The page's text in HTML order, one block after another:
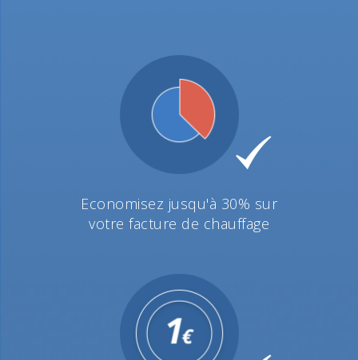
Economisez jusqu'à 30% sur
votre facture de chauffage